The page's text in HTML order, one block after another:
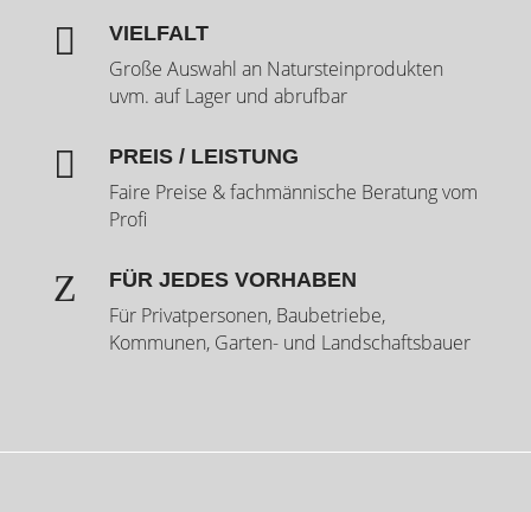
 VIELFALT
Große Auswahl an Natursteinprodukten
uvm. auf Lager und abrufbar
 PREIS / LEISTUNG
Faire Preise & fachmännische Beratung vom
Profi
Z FÜR JEDES VORHABEN
Für Privatpersonen, Baubetriebe,
Kommunen, Garten- und Landschaftsbauer